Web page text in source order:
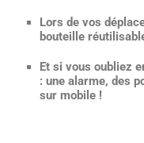
Lors de vos
bouteille
Et si vous oubliez
: une alarme, des
sur mobile !